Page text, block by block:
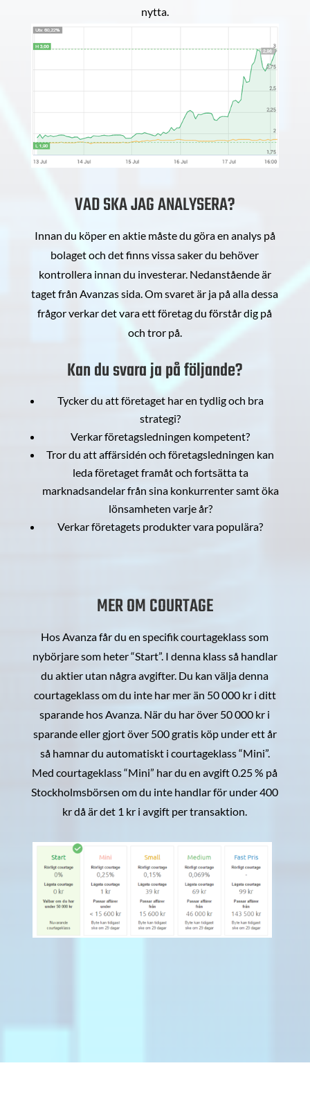
nytta.
VAD SKA JAG ANALYSERA?
Innan du köper en aktie måste du göra en analys på
bolaget och det finns vissa saker du behöver
kontrollera innan du investerar. Nedanstående är
taget från Avanzas sida. Om svaret är ja på alla dessa
frågor verkar det vara ett företag du förstår dig på
och tror på.
Kan du svara ja på följande?
Tycker du att företaget har en tydlig och bra
strategi?
Verkar företagsledningen kompetent?
Tror du att affärsidén och företagsledningen kan
leda företaget framåt och fortsätta ta
marknadsandelar från sina konkurrenter samt öka
lönsamheten varje år?
Verkar företagets produkter vara populära?
MER OM COURTAGE
Hos Avanza får du en specifik courtageklass som
nybörjare som heter “Start”. I denna klass så handlar
du aktier utan några avgifter. Du kan välja denna
courtageklass om du inte har mer än 50 000 kr i ditt
sparande hos Avanza. När du har över 50 000 kr i
sparande eller gjort över 500 gratis köp under ett år
så hamnar du automatiskt i courtageklass “Mini”.
Med courtageklass “Mini” har du en avgift 0.25 % på
Stockholmsbörsen om du inte handlar för under 400
kr då är det 1 kr i avgift per transaktion.